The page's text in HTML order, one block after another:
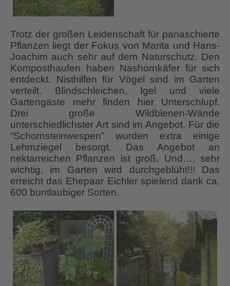
Trotz der großen Leidenschaft für panaschierte
Pflanzen liegt der Fokus von Marita und Hans-
Joachim auch sehr auf dem Naturschutz. Den
Komposthaufen haben Nashornkäfer für sich
entdeckt. Nisthilfen für Vögel sind im Garten
verteilt. Blindschleichen, Igel und viele
Gartengäste mehr finden hier Unterschlupf.
Drei große Wildbienen-Wände
unterschiedlichster Art sind im Angebot. Für die
“Schornsteinwespen” wurden extra einige
Lehmziegel besorgt. Das Angebot an
nektarreichen Pflanzen ist groß. Und…, sehr
wichtig, im Garten wird durchgeblüht!!! Das
erreicht das Ehepaar Eichler spielend dank ca.
600 buntlaubiger Sorten.